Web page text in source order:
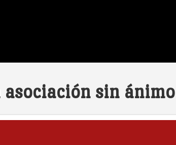
asociación sin